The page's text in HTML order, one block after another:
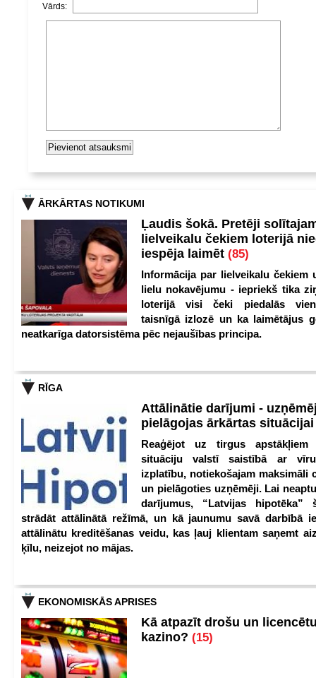
Vārds:
ĀRKĀRTAS NOTIKUMI
Ļaudis šokā. Pretēji
lielveikalu čekiem loterijā
iespēja laimēt (85)
Informācija par lielveikalu čekiem
lielu nokavējumu - iepriekš tika
loterijā visi čeki piedalās
taisnīgā izlozē un ka laimētājus
neatkarīga datorsistēma pēc nejaušības principa.
RĪGA
Attālinātie darījumi -
pielāgojas ārkārtas
Reaģējot uz tirgus apstākļiem
situāciju valstī saistībā ar
izplatību, notiekošajam maksimāli
un pielāgoties uzņēmēji. Lai
darījumus, “Latvijas hipotēka”
strādāt attālinātā režīmā, un kā jaunumu savā darbībā
attālinātu kreditēšanas veidu, kas ļauj klientam saņemt
ķīlu, neizejot no mājas.
EKONOMISKĀS APRISES
Kā atpazīt drošu un
kazino? (15)